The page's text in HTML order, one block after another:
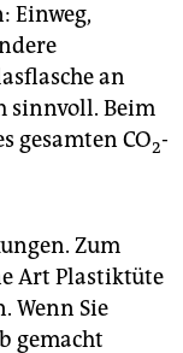
Einweg,
an
sinnvoll. Beim
gesamten CO2-
Zum
Art Plastiktüte
Wenn Sie
gemacht